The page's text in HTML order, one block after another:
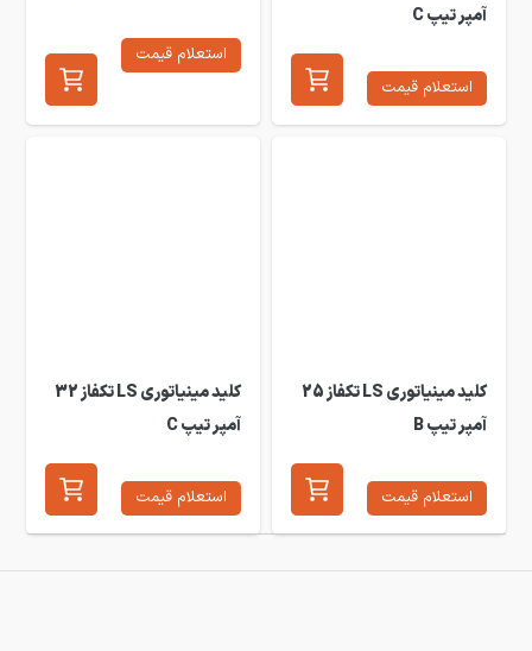
آمپر تیپ C
استعلام قیمت
استعلام قیمت
کلید مینیاتوری LS تکفاز 25
آمپر تیپ B
استعلام قیمت
کلید مینیاتوری LS تکفاز 32
آمپر تیپ C
استعلام قیمت